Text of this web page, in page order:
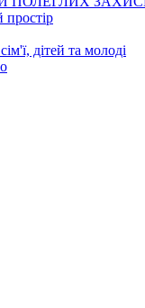
простір
дітей та молоді